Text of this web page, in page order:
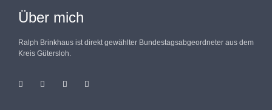
Über mich
Ralph Brinkhaus ist direkt gewählter Bundestagsabgeordneter aus dem
Kreis Gütersloh.